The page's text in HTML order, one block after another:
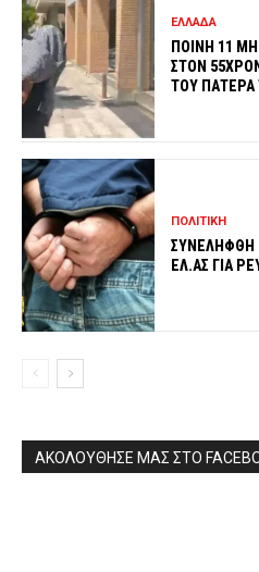
ΕΛΛΑΔΑ
ΠΟΙΝΗ 11
ΣΤΟΝ
ΤΟΥ ΠΑΤΕΡΑ
ΠΟΛΙΤΙΚΗ
ΣΥΝΕΛΗΦΘΗ
ΕΛ.ΑΣ ΓΙΑ
ΑΚΟΛΟΥΘΗΣΕ ΜΑΣ ΣΤΟ